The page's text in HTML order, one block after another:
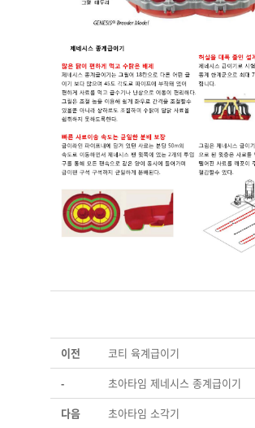
이전 코티 육계급이기
- 초아타임 제네시스 종계급이기
다음 초아타임 소각기